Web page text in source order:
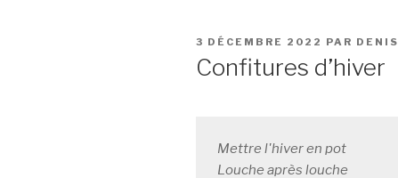
PUBLIÉ
3 DÉCEMBRE 2022 PAR DENIS
Confitures d’hiver
Mettre l'hiver en pot
Louche après louche